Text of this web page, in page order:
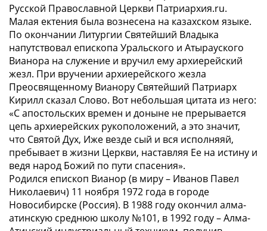
Русской Православной Церкви Патриархия.ru.
Малая ектения была вознесена на казахском языке.
По окончании Литургии Святейший Владыка
напутствовал епископа Уральского и Атырауского
Вианора на служение и вручил ему архиерейский
жезл. При вручении архиерейского жезла
Преосвященному Вианору Святейший Патриарх
Кирилл сказал Слово. Вот небольшая цитата из него:
«С апостольских времен и доныне не прерывается
цепь архиерейских рукоположений, а это значит,
что Святой Дух, Иже везде сый и вся исполняяй,
пребывает в жизни Церкви, наставляя Ее на истину и
ведя народ Божий по пути спасения».
Родился епископ Вианор (в миру – Иванов Павел
Николаевич) 11 ноября 1972 года в городе
Новосибирске (Россия). В 1988 году окончил алма-
атинскую среднюю школу №101, в 1992 году – Алма-